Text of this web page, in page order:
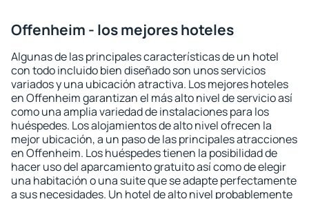
Offenheim - los mejores hoteles
Algunas de las principales características de un hotel
con todo incluido bien diseñado son unos servicios
variados y una ubicación atractiva. Los mejores hoteles
en Offenheim garantizan el más alto nivel de servicio así
como una amplia variedad de instalaciones para los
huéspedes. Los alojamientos de alto nivel ofrecen la
mejor ubicación, a un paso de las principales atracciones
en Offenheim. Los huéspedes tienen la posibilidad de
hacer uso del aparcamiento gratuito así como de elegir
una habitación o una suite que se adapte perfectamente
a sus necesidades. Un hotel de alto nivel probablemente